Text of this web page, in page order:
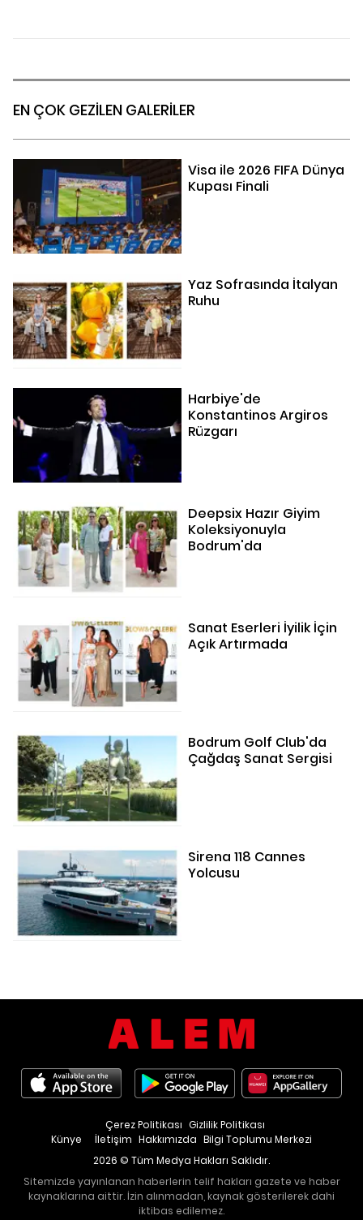
EN ÇOK GEZİLEN GALERİLER
Visa ile 2026 FIFA Dünya
Kupası Finali
Yaz Sofrasında İtalyan
Ruhu
Harbiye'de
Konstantinos Argiros
Rüzgarı
Deepsix Hazır Giyim
Koleksiyonuyla
Bodrum'da
Sanat Eserleri İyilik İçin
Açık Artırmada
Bodrum Golf Club'da
Çağdaş Sanat Sergisi
Sirena 118 Cannes
Yolcusu
Künye İletişim Hakkımızda Bilgi Toplumu Merkezi
Çerez Politikası Gizlilik Politikası
2026 © Tüm Medya Hakları Saklıdır.
Sitemizde yayınlanan haberlerin telif hakları gazete ve haber
kaynaklarına aittir. İzin alınmadan, kaynak gösterilerek dahi
iktibas edilemez.